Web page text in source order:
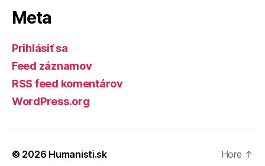
Meta
Prihlásiť sa
Feed záznamov
RSS feed komentárov
WordPress.org
© 2026 Humanisti.sk Hore ↑